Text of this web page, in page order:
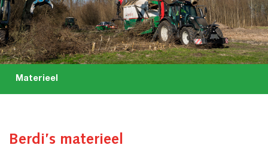
Materieel
Berdi’s materieel